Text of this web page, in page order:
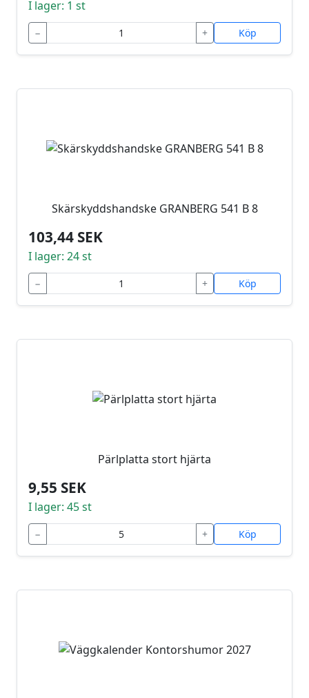
I lager: 1 st
− + Köp
Skärskyddshandske GRANBERG 541 B 8
103,44 SEK
I lager: 24 st
− + Köp
Pärlplatta stort hjärta
9,55 SEK
I lager: 45 st
− + Köp